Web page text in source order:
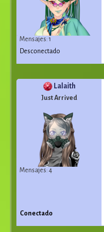
Mensajes: 1
Desconectado
Lalaith
Just Arrived
Mensajes: 4
Conectado